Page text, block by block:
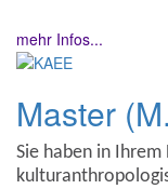
mehr Infos...
Master
Sie haben in